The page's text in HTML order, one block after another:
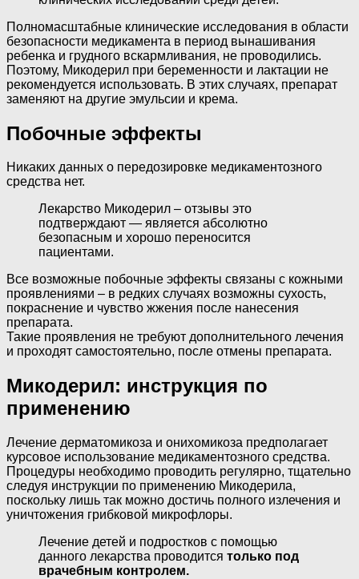
Полномасштабные клинические исследования в области
безопасности медикамента в период вынашивания
ребенка и грудного вскармливания, не проводились.
Поэтому, Микодерил при беременности и лактации не
рекомендуется использовать. В этих случаях, препарат
заменяют на другие эмульсии и крема.
Побочные эффекты
Никаких данных о передозировке медикаментозного
средства нет.
Лекарство Микодерил – отзывы это
подтверждают — является абсолютно
безопасным и хорошо переносится
пациентами.
Все возможные побочные эффекты связаны с кожными
проявлениями – в редких случаях возможны сухость,
покраснение и чувство жжения после нанесения
препарата.
Такие проявления не требуют дополнительного лечения
и проходят самостоятельно, после отмены препарата.
Микодерил: инструкция по
применению
Лечение дерматомикоза и онихомикоза предполагает
курсовое использование медикаментозного средства.
Процедуры необходимо проводить регулярно, тщательно
следуя инструкции по применению Микодерила,
поскольку лишь так можно достичь полного излечения и
уничтожения грибковой микрофлоры.
Лечение детей и подростков с помощью
данного лекарства проводится только под
врачебным контролем.